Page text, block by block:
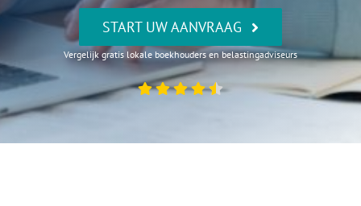
START UW AANVRAAG
Vergelijk gratis lokale boekhouders en belastingadviseurs